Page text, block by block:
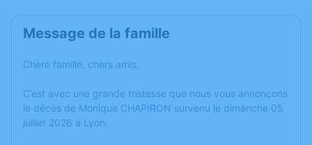
Message de la famille
Chère famille, chers amis,
C’est avec une grande tristesse que nous vous annonçons
le décès de Monique CHAPIRON survenu le dimanche 05
juillet 2026 à Lyon.